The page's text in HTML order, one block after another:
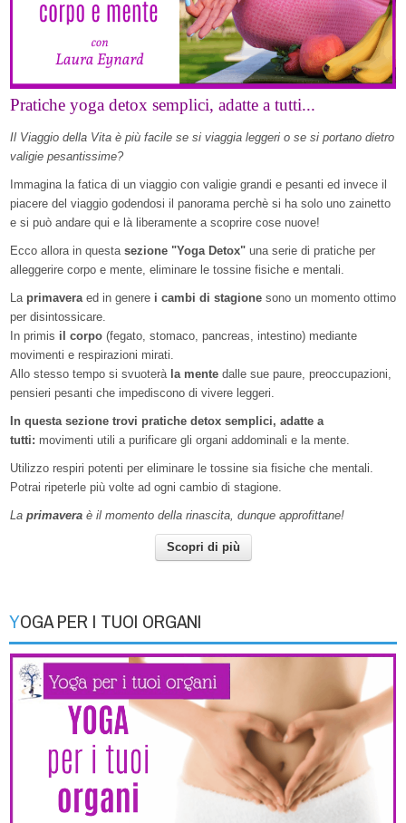
Pratiche yoga detox semplici, adatte a tutti...
Il Viaggio della Vita è più facile se si viaggia leggeri o se si portano dietro
valigie pesantissime?
Immagina la fatica di un viaggio con valigie grandi e pesanti ed invece il
piacere del viaggio godendosi il panorama perchè si ha solo uno zainetto
e si può andare qui e là liberamente a scoprire cose nuove!
Ecco allora in questa sezione "Yoga Detox" una serie di pratiche per
alleggerire corpo e mente, eliminare le tossine fisiche e mentali.
La primavera ed in genere i cambi di stagione sono un momento ottimo
per disintossicare.
In primis il corpo (fegato, stomaco, pancreas, intestino) mediante
movimenti e respirazioni mirati.
Allo stesso tempo si svuoterà la mente dalle sue paure, preoccupazioni,
pensieri pesanti che impediscono di vivere leggeri.
In questa sezione trovi pratiche detox semplici, adatte a
tutti: movimenti utili a purificare gli organi addominali e la mente.
Utilizzo respiri potenti per eliminare le tossine sia fisiche che mentali.
Potrai ripeterle più volte ad ogni cambio di stagione.
La primavera è il momento della rinascita, dunque approfittane!
Scopri di più
YOGA PER I TUOI ORGANI